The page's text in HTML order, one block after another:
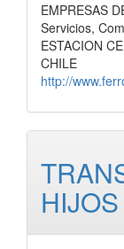
EMPRESAS
Servicios,
ESTACION
CHILE
http://